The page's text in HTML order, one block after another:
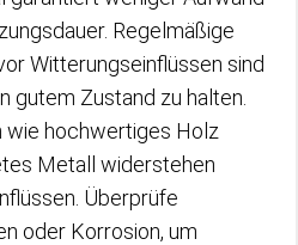
Regelmäßige
Witterungseinflüssen sind
gutem Zustand zu halten.
wie hochwertiges Holz
Metall widerstehen
Überprüfe
oder Korrosion, um